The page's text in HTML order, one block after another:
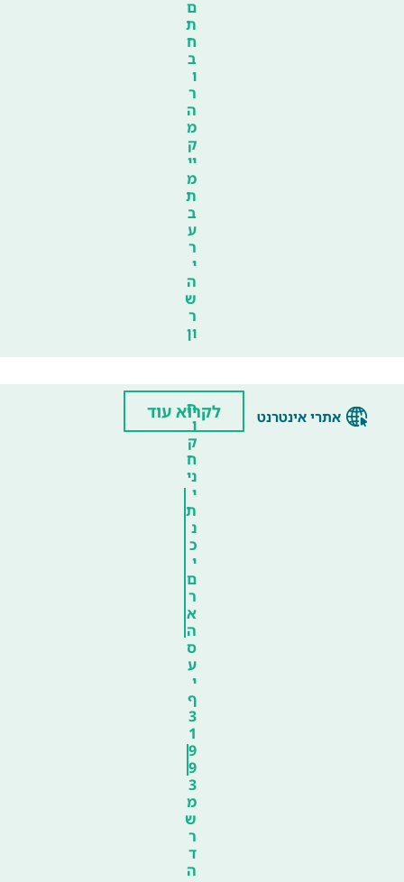
ם
ת
ח
ב
ו
ר
ה
מ
ק
יי
מ
ת
ב
ע
ר
י
ה
ש
ר
ון
אתרי אינטרנט
ח
ו
ק
ח
ני
י
ת
נ
כ
י
ם
ר
א
ה
ס
ע
י
ף
3
1
9
9
3
מ
ש
ר
ד
ה
לקרוא עוד